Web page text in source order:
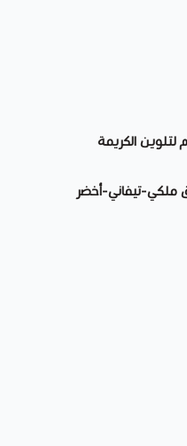
لتلوين الكريمة
ملكي-تيفاني-أخضر